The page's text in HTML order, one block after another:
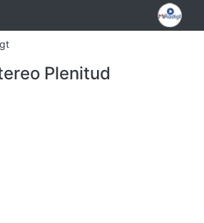
Plenitud